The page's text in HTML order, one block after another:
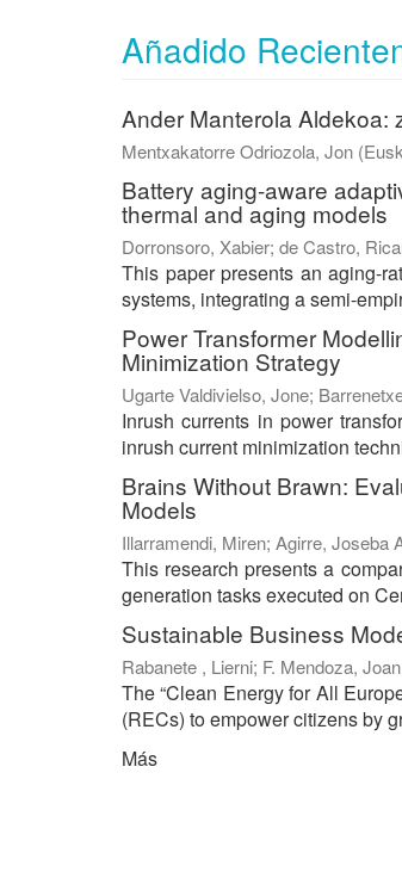
Añadido
Ander Manterola Aldekoa:
Mentxakatorre Odriozola, Jon (
Battery aging-aware
thermal and aging models
Dorronsoro, Xabier; de Castro,
This paper presents an aging-
systems, integrating a semi-
Power Transformer
Minimization Strategy
Ugarte Valdivielso, Jone;
Inrush currents in power
inrush current minimization
Brains Without Brawn:
Models
Illarramendi, Miren; Agirre, Joseba
This research presents a
generation tasks executed on
Sustainable Business
Rabanete , Lierni; F. Mendoza,
The “Clean Energy for All
(RECs) to empower citizens by
Más